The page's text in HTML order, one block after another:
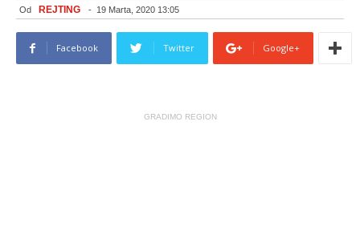
Od REJTING - 19 Marta, 2020 13:05
Facebook Twitter Google+
GRADIMO REGION